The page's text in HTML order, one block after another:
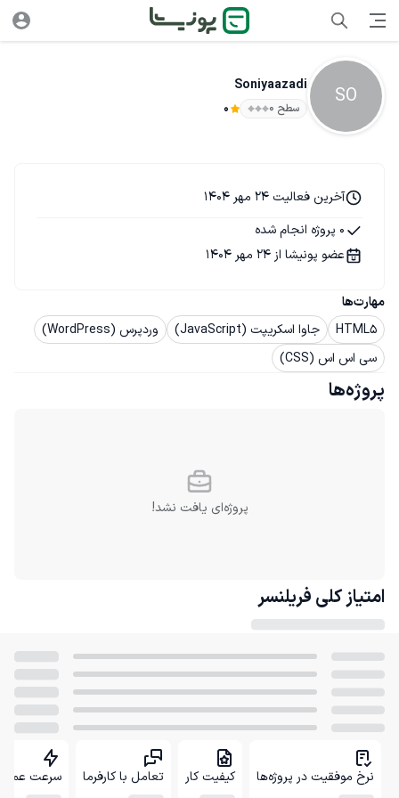
SO
Soniyaazadi
سطح ۰ 0
مهارت‌ها
HTML5
جاوا اسکریپت (JavaScript)
وردپرس (WordPress)
سی اس اس (CSS)
آخرین فعالیت 24 مهر 1404
0 پروژه انجام شده
عضو پونیشا از 24 مهر 1404
پروژه‌ها
پروژه‌ای یافت نشد!
امتیاز کلی فریلنسر
نرخ موفقیت در پروژه‌ها کیفیت کار تعامل با کارفرما سرعت عمل